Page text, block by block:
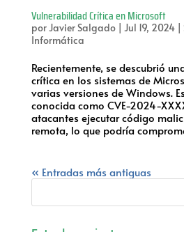
Vulnerabilidad Crítica en Microsoft
porJavier Salgado| Jul 19, 2024|
Informática
Recientemente, se descubrió
crítica en los sistemas de
varias versiones de Windows.
conocida como CVE-2024-
atacantes ejecutar código
remota, lo que podría
« Entradas más antiguas